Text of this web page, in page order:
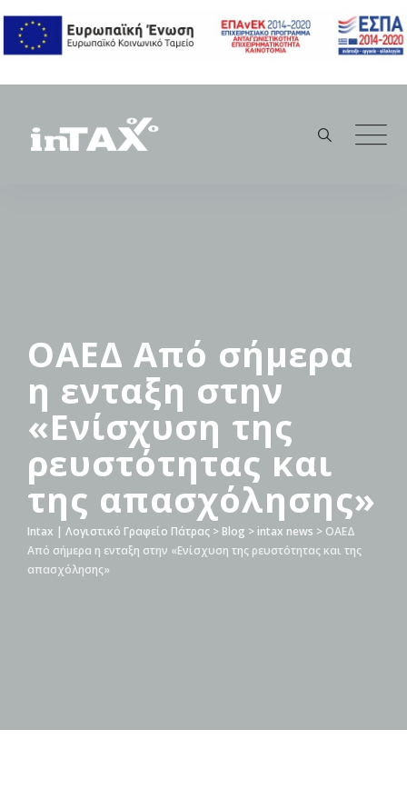
content
ΟΑΕΔ Από σήμερα
η ενταξη στην
«Ενίσχυση της
ρευστότητας και
της απασχόλησης»
Intax | Λογιστικό Γραφείο Πάτρας > Blog > intax news > ΟΑΕΔ
Από σήμερα η ενταξη στην «Ενίσχυση της ρευστότητας και της
απασχόλησης»